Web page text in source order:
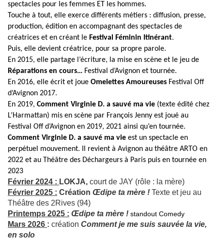
spectacles pour les femmes ET les hommes.
Touche à tout, elle exerce différents métiers : diffusion, presse,
production, édition en accompagnant des spectacles de
créatrices et en créant le Festival Féminin Itinérant.
Puis, elle devient créatrice, pour sa propre parole.
En 2015, elle partage l’écriture, la mise en scène et le jeu de
Réparations en cours… Festival d’Avignon et tournée.
En 2016, elle écrit et joue Omelettes Amoureuses Festival Off
d’Avignon 2017.
En 2019, Comment Virginie D. a sauvé ma vie (texte édité chez
L’Harmattan) mis en scène par François Jenny est joué au
Festival Off d’Avignon en 2019, 2021 ainsi qu’en tournée.
Comment Virginie D. a sauvé ma vie est un spectacle en
perpétuel mouvement. Il revient à Avignon au théâtre ARTO en
2022 et au Théâtre des Déchargeurs à Paris puis en tournée en
2023
Février 2024 : LOKJA, court de JAY (rôle : la mère)
Février 2025 : Création Œdipe ta mère ! Texte et jeu au
Théâtre des 2Rives (94)
Printemps 2025 : Œdipe ta mère ! standout Comedy
Mars 2026 : création Comment je me suis sauvée la vie,
en solo